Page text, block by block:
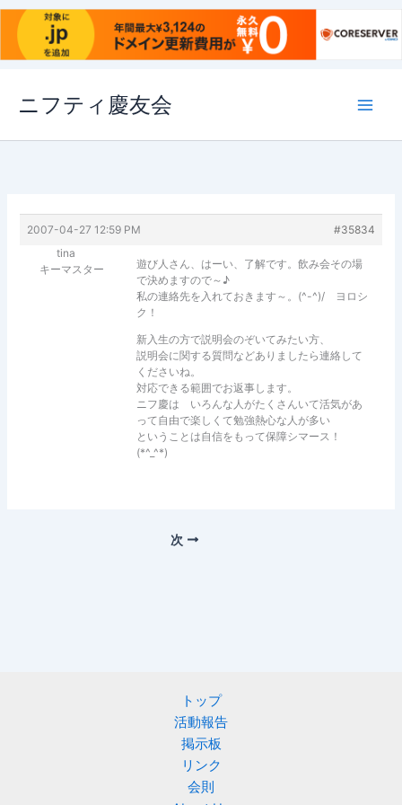
ス
ニフティ慶友会
2007-04-27 12:59 PM
#35834
tina
キーマスター
遊び人さん、はーい、了解です。飲み会その場
で決めますので～♪
私の連絡先を入れておきます～。(^-^)/ ヨロシ
ク！
新入生の方で説明会のぞいてみたい方、
説明会に関する質問などありましたら連絡して
くださいね。
対応できる範囲でお返事します。
ニフ慶は いろんな人がたくさんいて活気があ
って自由で楽しくて勉強熱心な人が多い
ということは自信をもって保障シマース！
(*^_^*)
次
トップ
活動報告
掲示板
リンク
会則